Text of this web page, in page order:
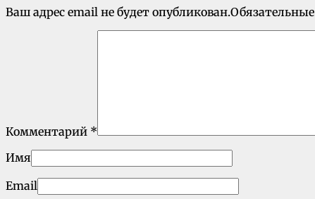
Ваш адрес email не будет опубликован.
Комментарий *
Имя
Email